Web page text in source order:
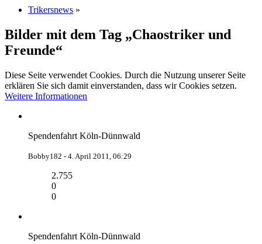
Trikersnews »
Bilder mit dem Tag „Chaostriker und
Freunde“
Diese Seite verwendet Cookies. Durch die Nutzung unserer Seite
erklären Sie sich damit einverstanden, dass wir Cookies setzen.
Weitere Informationen
Spendenfahrt Köln-Dünnwald
Bobby182 - 4. April 2011, 06:29
2.755
0
0
Spendenfahrt Köln-Dünnwald